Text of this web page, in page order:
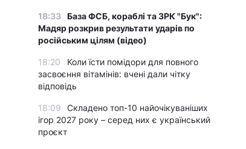
18:33 База ФСБ, кораблі та ЗРК "Бук":
Мадяр розкрив результати ударів по
російським цілям (відео)
18:20
Коли їсти помідори для повного
засвоєння вітамінів: вчені дали чітку
відповідь
18:09
Складено топ-10 найочікуваніших
ігор 2027 року – серед них є український
проєкт